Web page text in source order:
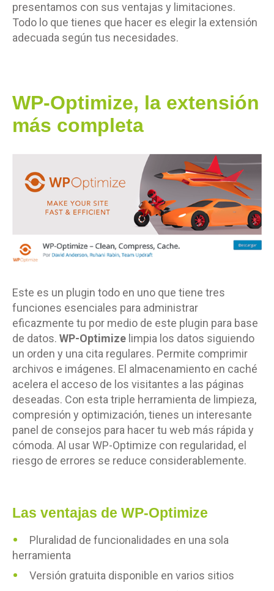
presentamos con sus ventajas y limitaciones.
Todo lo que tienes que hacer es elegir la extensión
adecuada según tus necesidades.
WP-Optimize, la extensión
más completa
Este es un plugin todo en uno que tiene tres
funciones esenciales para administrar
eficazmente tu por medio de este plugin para base
de datos. WP-Optimize limpia los datos siguiendo
un orden y una cita regulares. Permite comprimir
archivos e imágenes. El almacenamiento en caché
acelera el acceso de los visitantes a las páginas
deseadas. Con esta triple herramienta de limpieza,
compresión y optimización, tienes un interesante
panel de consejos para hacer tu web más rápida y
cómoda. Al usar WP-Optimize con regularidad, el
riesgo de errores se reduce considerablemente.
Las ventajas de WP-Optimize
Pluralidad de funcionalidades en una sola
herramienta
Versión gratuita disponible en varios sitios